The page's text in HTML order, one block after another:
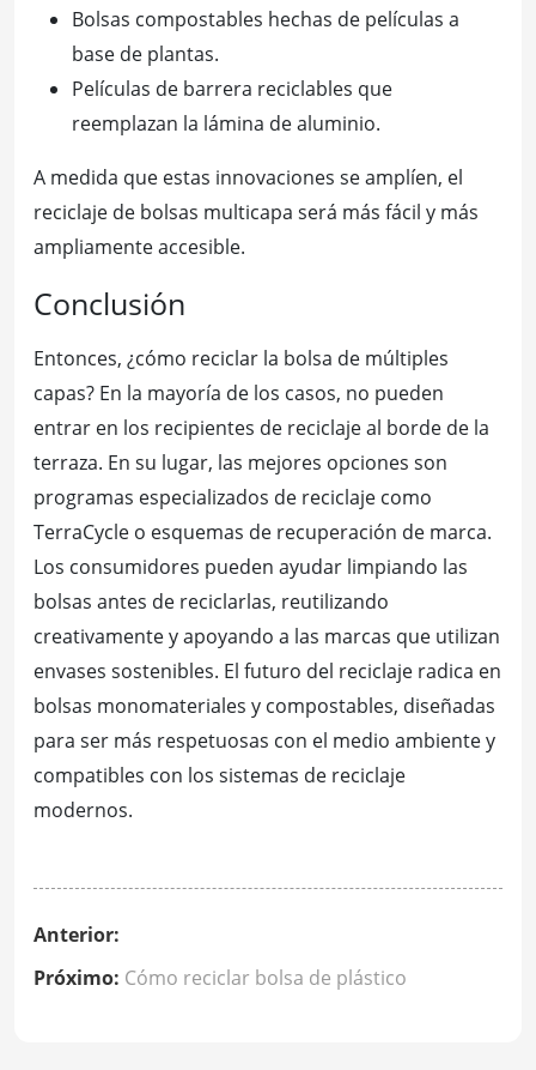
Bolsas compostables hechas de películas a
base de plantas.
Películas de barrera reciclables que
reemplazan la lámina de aluminio.
A medida que estas innovaciones se amplíen, el
reciclaje de bolsas multicapa será más fácil y más
ampliamente accesible.
Conclusión
Entonces, ¿cómo reciclar la bolsa de múltiples
capas? En la mayoría de los casos, no pueden
entrar en los recipientes de reciclaje al borde de la
terraza. En su lugar, las mejores opciones son
programas especializados de reciclaje como
TerraCycle o esquemas de recuperación de marca.
Los consumidores pueden ayudar limpiando las
bolsas antes de reciclarlas, reutilizando
creativamente y apoyando a las marcas que utilizan
envases sostenibles. El futuro del reciclaje radica en
bolsas monomateriales y compostables, diseñadas
para ser más respetuosas con el medio ambiente y
compatibles con los sistemas de reciclaje
modernos.
Anterior:
Próximo: Cómo reciclar bolsa de plástico